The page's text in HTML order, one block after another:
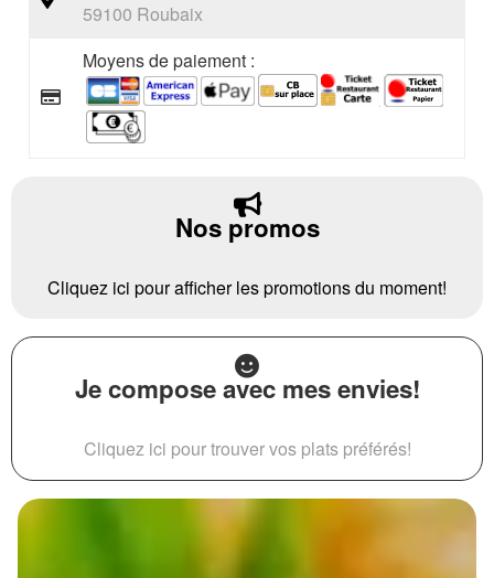
59100 Roubaix
Moyens de paiement :
Nos promos
Cliquez ici pour afficher les promotions du moment!
Je compose avec mes envies!
Cliquez ici pour trouver vos plats préférés!